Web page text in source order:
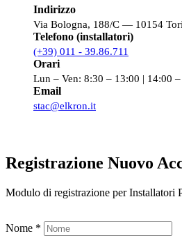
Indirizzo
Via Bologna, 188/C — 10154
Telefono (installatori)
(+39) 011 - 39.86.711
Orari
Lun – Ven: 8:30 – 13:00 | 14:00
Email
stac@elkron.it
Registrazione Nuovo
Modulo di registrazione per Installatori
Nome *